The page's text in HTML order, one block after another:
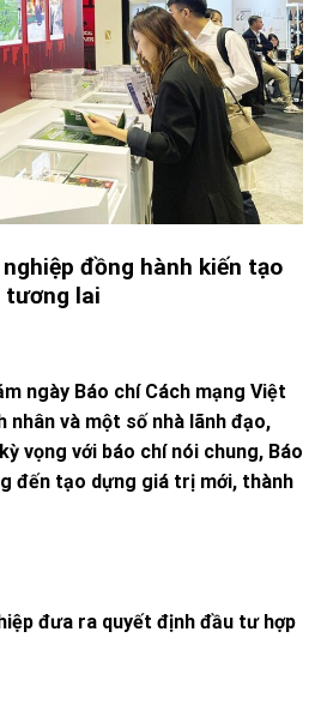
đồng hành kiến tạo
tương lai
ngày Báo chí Cách mạng Việt
nhân và một số nhà lãnh đạo,
vọng với báo chí nói chung, Báo
đến tạo dựng giá trị mới, thành
đưa ra quyết định đầu tưhợp